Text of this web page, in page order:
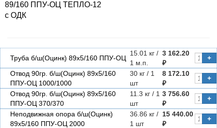
89/160 ППУ-ОЦ ТЕПЛО-12
с ОДК
Труба б/ш(Оцинк) 89х5/160 ППУ-ОЦ
15.01 кг /
1 м.п.
3 162.20
₽
+
Отвод 90гр. б/ш(Оцинк) 89х5/160
ППУ-ОЦ 1000/1000
30 кг / 1
шт
8 172.10
₽
+
Отвод 90гр. б/ш(Оцинк) 89х5/160
ППУ-ОЦ 370/370
11.3 кг / 1
шт
3 756.60
₽
+
Неподвижная опора б/ш(Оцинк)
89х5/160 ППУ-ОЦ 2000
36.86 кг /
1 шт
15 440.00
₽
+